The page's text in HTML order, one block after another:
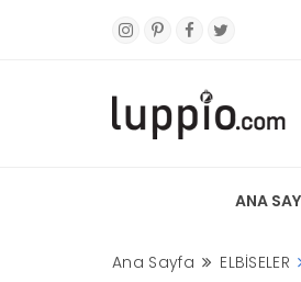
ANA
Ana Sayfa ELBİSELER